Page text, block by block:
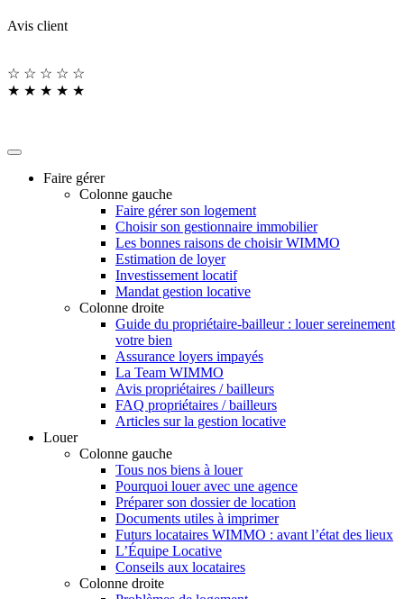
Avis client
☆ ☆ ☆ ☆ ☆
★ ★ ★ ★ ★
Faire gérer
Colonne gauche
Faire gérer son logement
Choisir son gestionnaire immobilier
Les bonnes raisons de choisir WIMMO
Estimation de loyer
Investissement locatif
Mandat gestion locative
Colonne droite
Guide du propriétaire-bailleur : louer sereinement
votre bien
Assurance loyers impayés
La Team WIMMO
Avis propriétaires / bailleurs
FAQ propriétaires / bailleurs
Articles sur la gestion locative
Louer
Colonne gauche
Tous nos biens à louer
Pourquoi louer avec une agence
Préparer son dossier de location
Documents utiles à imprimer
Futurs locataires WIMMO : avant l’état des lieux
L’Équipe Locative
Conseils aux locataires
Colonne droite